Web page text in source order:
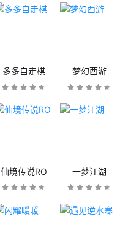
多多自走棋 梦幻西游
仙境传说RO 一梦江湖